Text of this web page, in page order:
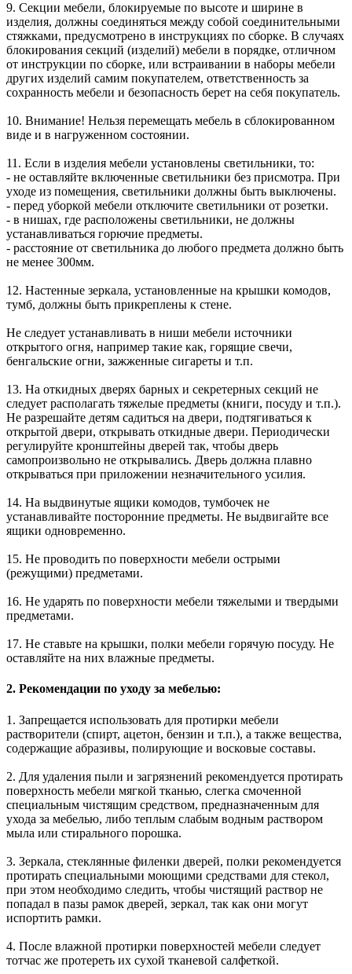
9. Секции мебели, блокируемые по высоте и ширине в
изделия, должны соединяться между собой соединительными
стяжками, предусмотрено в инструкциях по сборке. В случаях
блокирования секций (изделий) мебели в порядке, отличном
от инструкции по сборке, или встраивании в наборы мебели
других изделий самим покупателем, ответственность за
сохранность мебели и безопасность берет на себя покупатель.
10. Внимание! Нельзя перемещать мебель в сблокированном
виде и в нагруженном состоянии.
11. Если в изделия мебели установлены светильники, то:
- не оставляйте включенные светильники без присмотра. При
уходе из помещения, светильники должны быть выключены.
- перед уборкой мебели отключите светильники от розетки.
- в нишах, где расположены светильники, не должны
устанавливаться горючие предметы.
- расстояние от светильника до любого предмета должно быть
не менее 300мм.
12. Настенные зеркала, установленные на крышки комодов,
тумб, должны быть прикреплены к стене.
Не следует устанавливать в ниши мебели источники
открытого огня, например такие как, горящие свечи,
бенгальские огни, зажженные сигареты и т.п.
13. На откидных дверях барных и секретерных секций не
следует располагать тяжелые предметы (книги, посуду и т.п.).
Не разрешайте детям садиться на двери, подтягиваться к
открытой двери, открывать откидные двери. Периодически
регулируйте кронштейны дверей так, чтобы дверь
самопроизвольно не открывались. Дверь должна плавно
открываться при приложении незначительного усилия.
14. На выдвинутые ящики комодов, тумбочек не
устанавливайте посторонние предметы. Не выдвигайте все
ящики одновременно.
15. Не проводить по поверхности мебели острыми
(режущими) предметами.
16. Не ударять по поверхности мебели тяжелыми и твердыми
предметами.
17. Не ставьте на крышки, полки мебели горячую посуду. Не
оставляйте на них влажные предметы.
2. Рекомендации по уходу за мебелью:
1. Запрещается использовать для протирки мебели
растворители (спирт, ацетон, бензин и т.п.), а также вещества,
содержащие абразивы, полирующие и восковые составы.
2. Для удаления пыли и загрязнений рекомендуется протирать
поверхность мебели мягкой тканью, слегка смоченной
специальным чистящим средством, предназначенным для
ухода за мебелью, либо теплым слабым водным раствором
мыла или стирального порошка.
3. Зеркала, стеклянные филенки дверей, полки рекомендуется
протирать специальными моющими средствами для стекол,
при этом необходимо следить, чтобы чистящий раствор не
попадал в пазы рамок дверей, зеркал, так как они могут
испортить рамки.
4. После влажной протирки поверхностей мебели следует
тотчас же протереть их сухой тканевой салфеткой.